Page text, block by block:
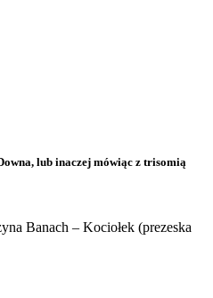
lub inaczej mówiąc z trisomią
Banach – Kociołek (prezeska